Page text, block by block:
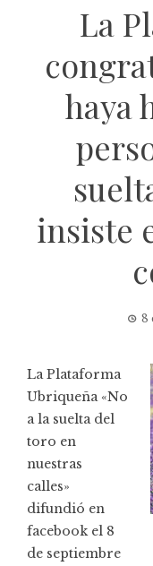
La
haya
insiste
8
La Plataforma
Ubriqueña «No
a la suelta del
toro en
nuestras
calles»
difundió en
facebook el 8
de septiembre